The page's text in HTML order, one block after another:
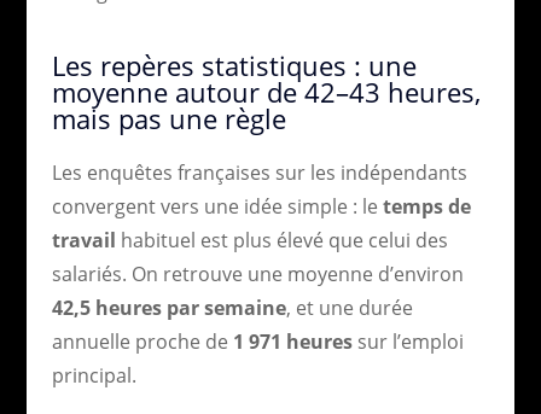
Les repères statistiques : une
moyenne autour de 42–43 heures,
mais pas une règle
Les enquêtes françaises sur les indépendants
convergent vers une idée simple : le temps de
travail habituel est plus élevé que celui des
salariés. On retrouve une moyenne d’environ
42,5 heures par semaine, et une durée
annuelle proche de 1 971 heuressur l’emploi
principal.